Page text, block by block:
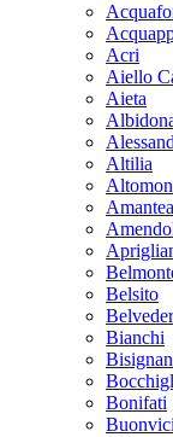
Acri
Aiello
Aieta
Altilia
Amantea
Belsito
Bianchi
Bonifati